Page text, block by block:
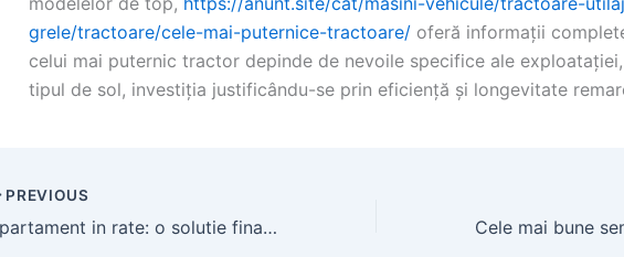
grele/tractoare/cele-mai-puternice-tractoare/ oferă informații
celui mai puternic tractor depinde de nevoile specifice ale
tipul de sol, investiția justificându-se prin eficiență și longevitate
PREVIOUS
Apartament in rate: o solutie financiara pentru apartamente studiouri